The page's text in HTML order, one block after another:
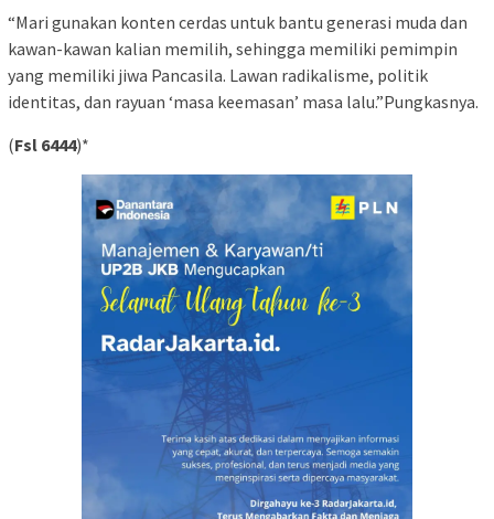
“Mari gunakan konten cerdas untuk bantu generasi muda dan
kawan-kawan kalian memilih, sehingga memiliki pemimpin
yang memiliki jiwa Pancasila. Lawan radikalisme, politik
identitas, dan rayuan ‘masa keemasan’ masa lalu.”Pungkasnya.
(Fsl 6444)*